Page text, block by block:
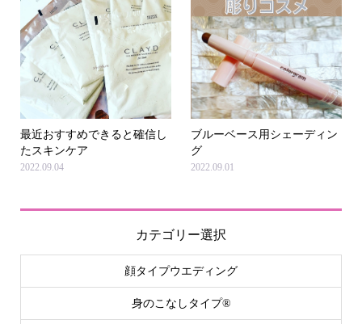
最近おすすめできると確信し
たスキンケア
2022.09.04
ブルーベース用シェーディン
グ
2022.09.01
カテゴリー選択
顔タイプウエディング
身のこなしタイプ®